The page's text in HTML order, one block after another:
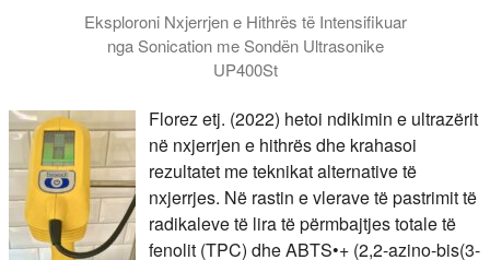
Eksploroni Nxjerrjen e Hithrës të Intensifikuar
nga Sonication me Sondën Ultrasonike
UP400St
Florez etj. (2022) hetoi ndikimin e ultrazërit
në nxjerrjen e hithrës dhe krahasoi
rezultatet me teknikat alternative të
nxjerrjes. Në rastin e vlerave të pastrimit të
radikaleve të lira të përmbajtjes totale të
fenolit (TPC) dhe ABTS•+ (2,2-azino-bis(3-